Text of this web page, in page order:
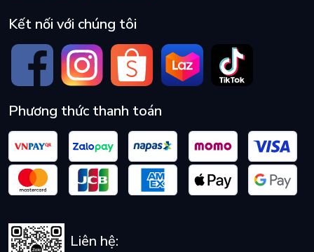
Kết nối với chúng tôi
Phương thức thanh toán
Liên hệ: